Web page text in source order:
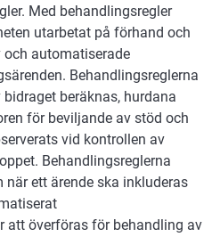
Med behandlingsregler
utarbetat på förhand och
automatiserade
Behandlingsreglerna
beräknas, hurdana
för beviljande av stöd och
vid kontrollen av
Behandlingsreglerna
ett ärende ska inkluderas
att överföras för behandling av